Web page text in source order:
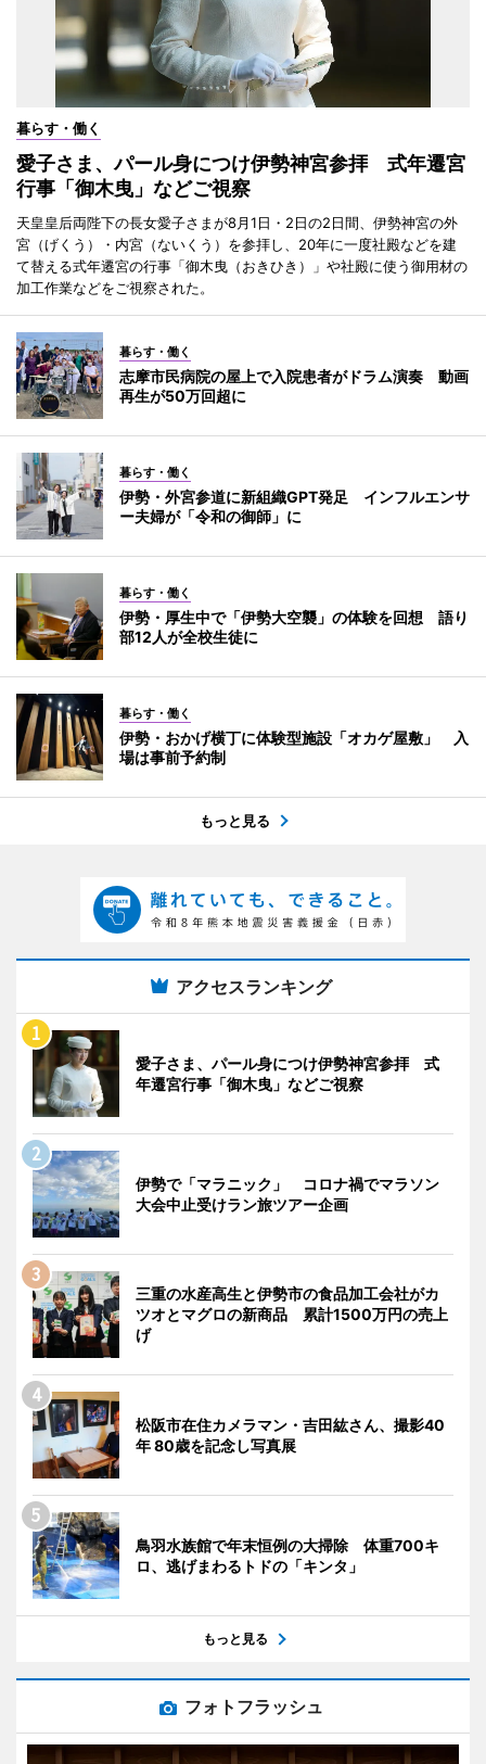
暮らす・働く
愛子さま、パール身につけ伊勢神宮参拝 式年遷宮
行事「御木曳」などご視察
天皇皇后両陛下の長女愛子さまが8月1日・2日の2日間、伊勢神宮の外
宮（げくう）・内宮（ないくう）を参拝し、20年に一度社殿などを建
て替える式年遷宮の行事「御木曳（おきひき）」や社殿に使う御用材の
加工作業などをご視察された。
暮らす・働く
志摩市民病院の屋上で入院患者がドラム演奏 動画
再生が50万回超に
暮らす・働く
伊勢・外宮参道に新組織GPT発足 インフルエンサ
ー夫婦が「令和の御師」に
暮らす・働く
伊勢・厚生中で「伊勢大空襲」の体験を回想 語り
部12人が全校生徒に
暮らす・働く
伊勢・おかげ横丁に体験型施設「オカゲ屋敷」 入
場は事前予約制
もっと見る
アクセスランキング
愛子さま、パール身につけ伊勢神宮参拝 式
年遷宮行事「御木曳」などご視察
伊勢で「マラニック」 コロナ禍でマラソン
大会中止受けラン旅ツアー企画
三重の水産高生と伊勢市の食品加工会社がカ
ツオとマグロの新商品 累計1500万円の売上
げ
松阪市在住カメラマン・吉田紘さん、撮影40
年 80歳を記念し写真展
鳥羽水族館で年末恒例の大掃除 体重700キ
ロ、逃げまわるトドの「キンタ」
もっと見る
フォトフラッシュ